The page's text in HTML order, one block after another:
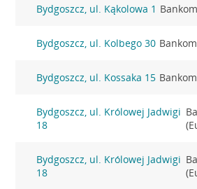
Bydgoszcz, ul. Kąkolowa 1
Bydgoszcz, ul. Kolbego 30
Bydgoszcz, ul. Kossaka 15
Bydgoszcz, ul. Królowej Jadwigi
18
Bydgoszcz, ul. Królowej Jadwigi
18